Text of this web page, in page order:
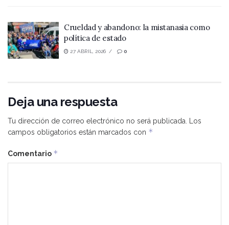
Crueldad y abandono: la mistanasia como
política de estado
27 ABRIL, 2026 0
Deja una respuesta
Tu dirección de correo electrónico no será publicada. Los
campos obligatorios están marcados con *
Comentario *